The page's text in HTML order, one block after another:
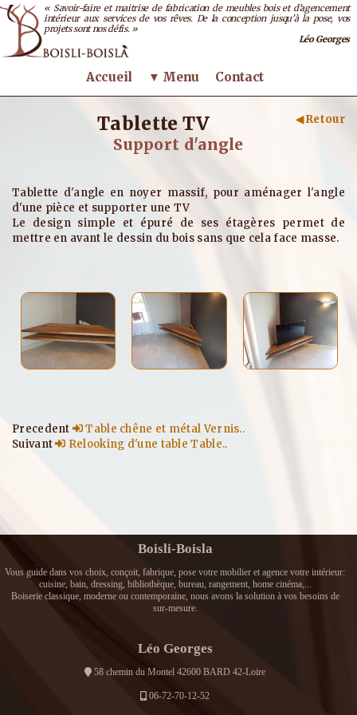
« Savoir-faire et maitrise de fabrication de meubles bois et d'agencement
intérieur aux services de vos rêves. De la conception jusqu'à la pose, vos
projets sont nos défis. »
Léo Georges
Accueil ▼ Menu Contact
◀ Retour
Tablette TV
Support d'angle
Tablette d'angle en noyer massif, pour aménager l'angle
d'une pièce et supporter une TV
Le design simple et épuré de ses étagères permet de
mettre en avant le dessin du bois sans que cela face masse.
Precedent
Table chêne et métal Vernis..
Suivant
Relooking d'une table Table..
Boisli-Boisla
Vous guide dans vos choix, conçoit, fabrique, pose votre mobilier et agence votre intérieur:
cuisine, bain, dressing, bibliothèque, bureau, rangement, home cinéma,...
Boiserie classique, moderne ou contemporaine, nous avons la solution à vos besoins de
sur-mesure.
Léo Georges
58 chemin du Montel 42600 BARD 42-Loire
06-72-70-12-52